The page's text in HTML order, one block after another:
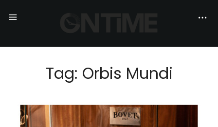
Tag: Orbis Mundi